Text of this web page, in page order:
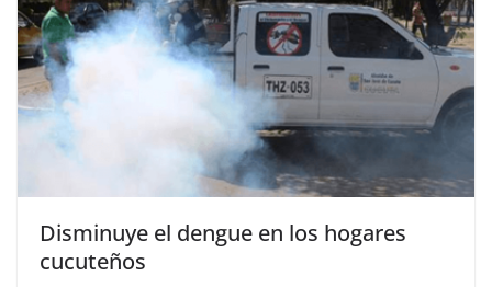
Disminuye el dengue en los hogares
cucuteños